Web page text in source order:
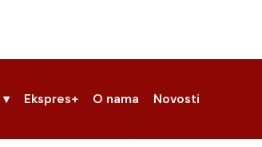
▾ Ekspres+ O nama Novosti